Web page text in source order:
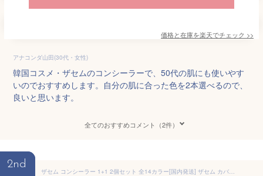
価格と在庫を楽天でチェック >>
アナコンダ山田(30代・女性)
韓国コスメ・ザセムのコンシーラーで、50代の肌にも使いやす
いのでおすすめします。自分の肌に合った色を2本選べるので、
良いと思います。
全てのおすすめコメント（2件）
2nd
ザセム コンシーラー 1+1 2個セット 全14カラー[国内発送] ザセム カバーパーフェクション チップコンシーラー 6.5g THE SAEM 韓国コスメ スキンガーデン